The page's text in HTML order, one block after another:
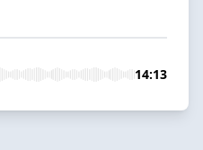
14:13